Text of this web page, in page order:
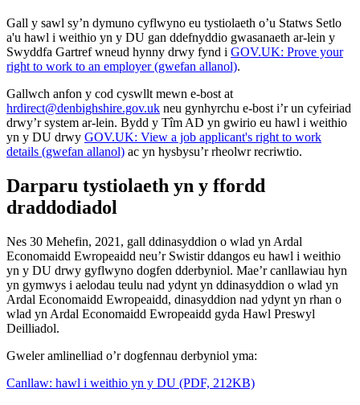
Gall y sawl sy’n dymuno cyflwyno eu tystiolaeth o’u Statws Setlo
a'u hawl i weithio yn y DU gan ddefnyddio gwasanaeth ar-lein y
Swyddfa Gartref wneud hynny drwy fynd i GOV.UK: Prove your
right to work to an employer (gwefan allanol).
Gallwch anfon y cod cyswllt mewn e-bost at
hrdirect@denbighshire.gov.uk neu gynhyrchu e-bost i’r un cyfeiriad
drwy’r system ar-lein. Bydd y Tîm AD yn gwirio eu hawl i weithio
yn y DU drwy GOV.UK: View a job applicant's right to work
details (gwefan allanol) ac yn hysbysu’r rheolwr recriwtio.
Darparu tystiolaeth yn y ffordd
draddodiadol
Nes 30 Mehefin, 2021, gall ddinasyddion o wlad yn Ardal
Economaidd Ewropeaidd neu’r Swistir ddangos eu hawl i weithio
yn y DU drwy gyflwyno dogfen dderbyniol. Mae’r canllawiau hyn
yn gymwys i aelodau teulu nad ydynt yn ddinasyddion o wlad yn
Ardal Economaidd Ewropeaidd, dinasyddion nad ydynt yn rhan o
wlad yn Ardal Economaidd Ewropeaidd gyda Hawl Preswyl
Deilliadol.
Gweler amlinelliad o’r dogfennau derbyniol yma:
Canllaw: hawl i weithio yn y DU (PDF, 212KB)